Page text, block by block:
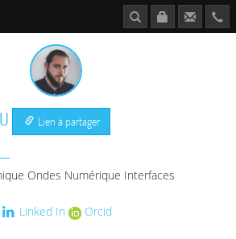
Lien à partager
Ondes Numérique Interfaces
Linked In Orcid